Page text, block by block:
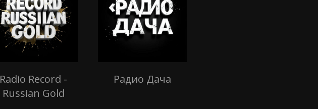
Radio Record -
Russian Gold
Радио Дача